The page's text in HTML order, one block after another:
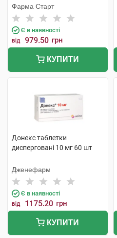
Фарма Старт
Є в наявності
від 979.50 грн
КУПИТИ
Донекс таблетки
дисперговані 10 мг 60 шт
Дженефарм
Є в наявності
від 1175.20 грн
КУПИТИ